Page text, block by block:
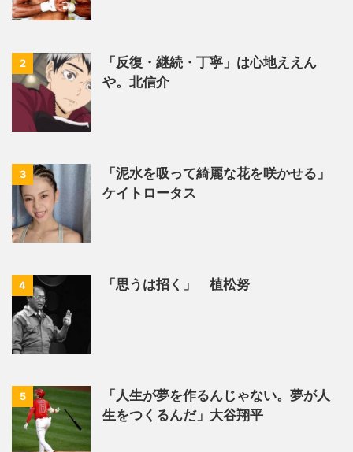
2
「反復・継続・丁寧」は心地ええん
や。北信介
3
「泥水を吸って綺麗な花を咲かせる」
ケイトロータス
4 「思うは招く」 植松努
5
「人生が夢を作るんじゃない。夢が人
生をつくるんだ」大谷翔平